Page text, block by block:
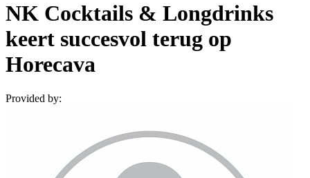
NK Cocktails & Longdrinks
keert succesvol terug op
Horecava
Provided by: